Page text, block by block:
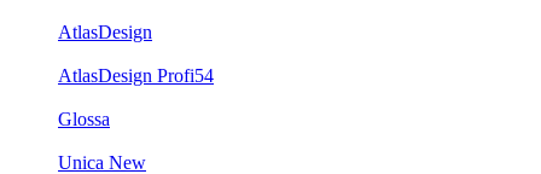
AtlasDesign
AtlasDesign Profi54
Glossa
Unica New